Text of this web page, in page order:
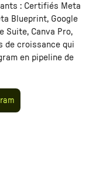
: Certifiés Meta
Blueprint, Google
Suite, Canva Pro,
de croissance qui
en pipeline de